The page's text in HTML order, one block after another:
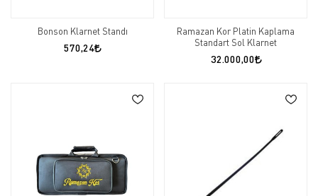
Bonson Klarnet Standı
570,24
Ramazan Kor Platin Kaplama
Standart Sol Klarnet
32.000,00